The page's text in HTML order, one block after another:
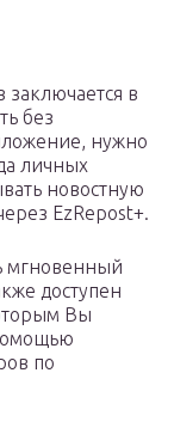
в
без
нужно
личных
новостную
EzRepost+.
мгновенный
доступен
Вы
по